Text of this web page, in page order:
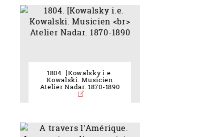
1804. [Kowalsky i.e.
Kowalski. Musicien
Atelier Nadar. 1870-1890